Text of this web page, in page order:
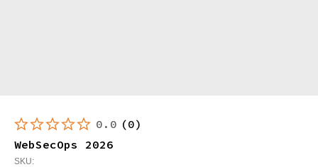
0.0 (0)
WebSecOps 2026
SKU: